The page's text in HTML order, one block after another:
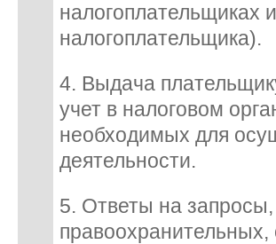
налогоплательщиках
налогоплательщика).
4. Выдача
учет в налоговом
необходимых для
деятельности.
5. Ответы на